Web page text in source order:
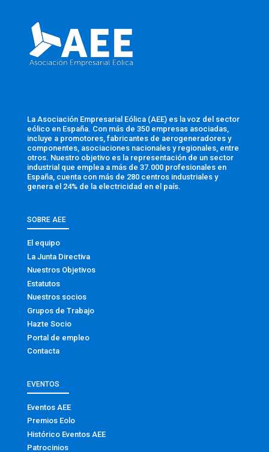
La Asociación Empresarial Eólica (AEE) es la voz del sector
eólico en España. Con más de 350 empresas asociadas,
incluye a promotores, fabricantes de aerogeneradores y
componentes, asociaciones nacionales y regionales, entre
otros. Nuestro objetivo es la representación de un sector
industrial que emplea a más de 37.000 profesionales en
España, cuenta con más de 280 centros industriales y
genera el 24% de la electricidad en el país.
SOBRE AEE
El equipo
La Junta Directiva
Nuestros Objetivos
Estatutos
Nuestros socios
Grupos de Trabajo
Hazte Socio
Portal de empleo
Contacta
EVENTOS
Eventos AEE
Premios Eolo
Histórico Eventos AEE
Patrocinios